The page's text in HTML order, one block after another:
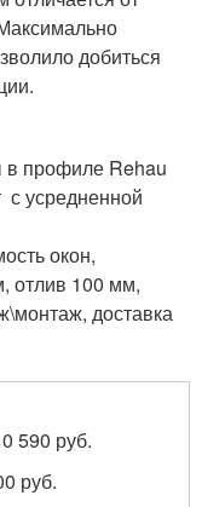
добиться
в профиле Rehau
с усредненной
окон,
отлив 100 мм,
доставка
590 руб.
руб.